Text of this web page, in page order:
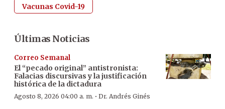
Vacunas Covid-19
Últimas Noticias
Correo Semanal
El “pecado original” antistronista:
Falacias discursivas y la justificación
histórica de la dictadura
Agosto 8, 2026 04:00 a. m. · Dr. Andrés Ginés